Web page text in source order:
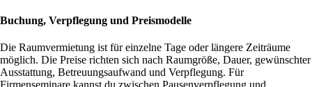
Buchung, Verpflegung und Preismodelle
Die Raumvermietung ist für einzelne Tage oder längere Zeiträume
möglich. Die Preise richten sich nach Raumgröße, Dauer, gewünschter
Ausstattung, Betreuungsaufwand und Verpflegung. Für